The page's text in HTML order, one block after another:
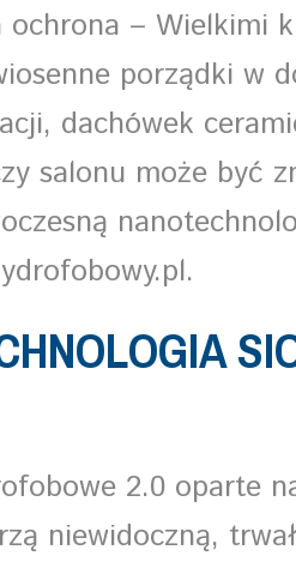
ochrona – Wielkimi
porządki w
dachówek
salonu może być
2.0 oparte
niewidoczną,